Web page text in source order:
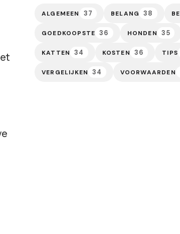
ALGEMEEN 37 BELANG 38
GOEDKOOPSTE 36 HONDEN 35
KATTEN 34 KOSTEN 36 TIPS
VERGELIJKEN 34 VOORWAARDEN